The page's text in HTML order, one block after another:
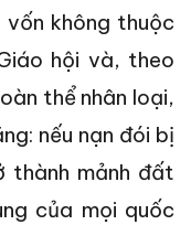
vốn không thuộc
hội và, theo
thể nhân loại,
nếu nạn đói bị
thành mảnh đất
của mọi quốc